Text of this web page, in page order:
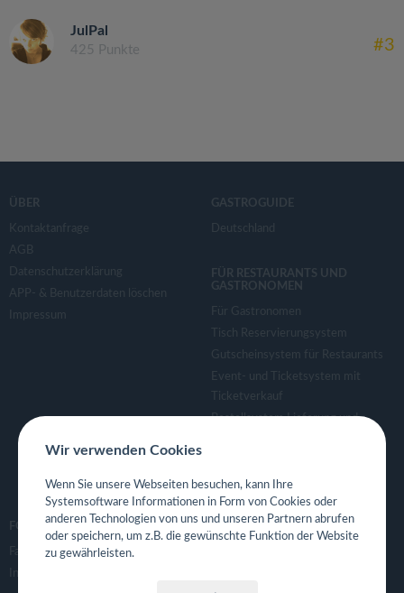
JulPal
425 Punkte #3
ÜBER
Kontaktanfrage
AGB
Datenschutzerklärung
APP- & Benutzerdaten löschen
Impressum
GASTROGUIDE
Deutschland
FÜR RESTAURANTS UND
GASTRONOMEN
Für Gastronomen
Tisch Reservierungsystem
Gutscheinsystem für Restaurants
Event- und Ticketsystem mit
Ticketverkauf
Bestellsystem Lieferung und
Eigene App für Restaurant
FOLGE UNS
Facebook
Instagram
Wir verwenden Cookies
Wenn Sie unsere Webseiten besuchen, kann Ihre
Systemsoftware Informationen in Form von Cookies oder
anderen Technologien von uns und unseren Partnern abrufen
oder speichern, um z.B. die gewünschte Funktion der Website
zu gewährleisten.